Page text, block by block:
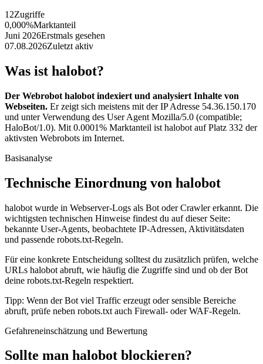
12Zugriffe
0,000%Marktanteil
Juni 2026Erstmals gesehen
07.08.2026Zuletzt aktiv
Was ist halobot?
Der Webrobot halobot indexiert und analysiert Inhalte von
Webseiten. Er zeigt sich meistens mit der IP Adresse 54.36.150.170
und unter Verwendung des User Agent Mozilla/5.0 (compatible;
HaloBot/1.0). Mit 0.0001% Marktanteil ist halobot auf Platz 332 der
aktivsten Webrobots im Internet.
Basisanalyse
Technische Einordnung von halobot
halobot wurde in Webserver-Logs als Bot oder Crawler erkannt. Die
wichtigsten technischen Hinweise findest du auf dieser Seite:
bekannte User-Agents, beobachtete IP-Adressen, Aktivitätsdaten
und passende robots.txt-Regeln.
Für eine konkrete Entscheidung solltest du zusätzlich prüfen, welche
URLs halobot abruft, wie häufig die Zugriffe sind und ob der Bot
deine robots.txt-Regeln respektiert.
Tipp: Wenn der Bot viel Traffic erzeugt oder sensible Bereiche
abruft, prüfe neben robots.txt auch Firewall- oder WAF-Regeln.
Gefahreneinschätzung und Bewertung
Sollte man halobot blockieren?